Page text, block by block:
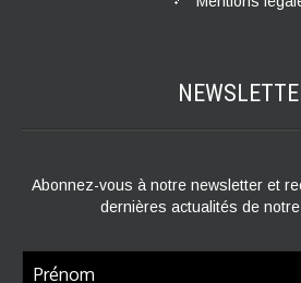
Abonnez-vous à notre newsletter et
dernières actualités de